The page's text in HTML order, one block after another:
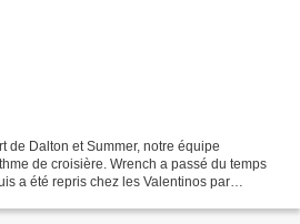
de Dalton et Summer, notre équipe
de croisière. Wrench a passé du temps
a été repris chez les Valentinos par